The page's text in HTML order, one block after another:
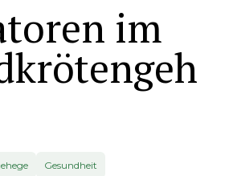
im
Gesundheit